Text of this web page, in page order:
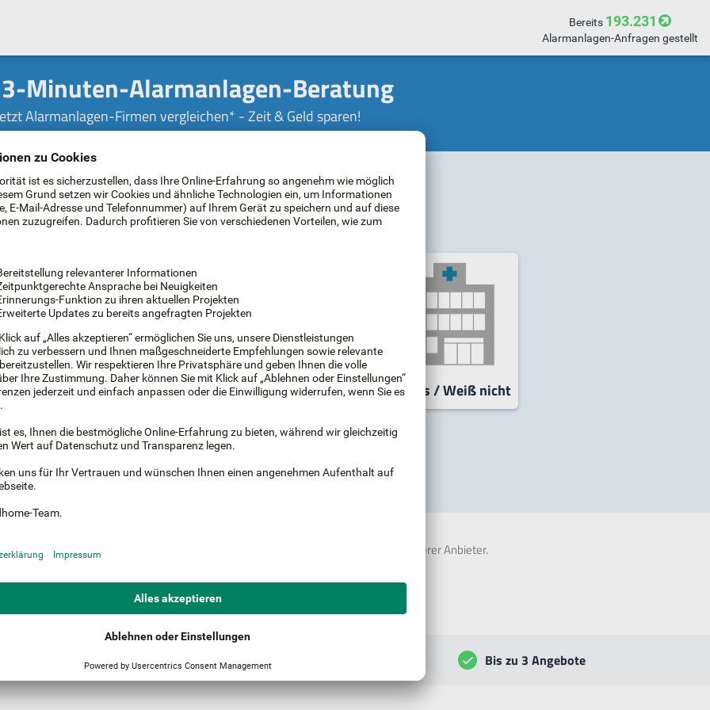
Bereits 193.231
Alarmanlagen-Anfragen gestellt
Minuten-Alarmanlagen-Beratung
Alarmanlagen-Firmen vergleichen* - Zeit & Geld sparen!
soll die Alarmanlage eingesetzt werden?
Wohnung Gewerbe / Büro Sonstiges / Weiß nicht
12%
kostenfrei und unverbindlich. Wir finanzieren den Service über die Provision unserer Anbieter.
Einfach & sicher Bis zu 3 Angebote